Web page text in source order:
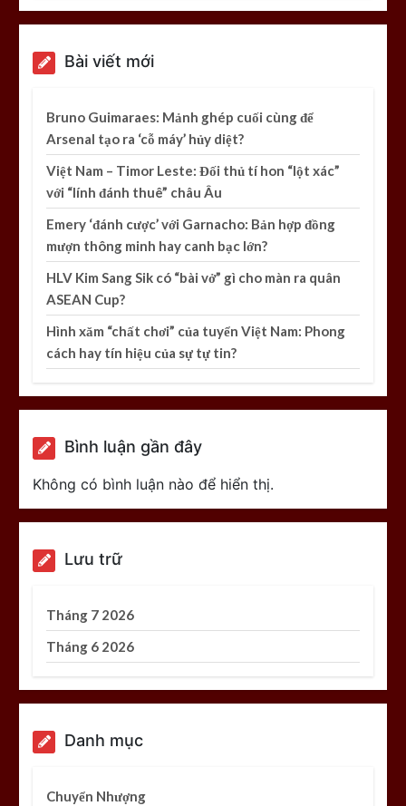
Bài viết mới
Bruno Guimaraes: Mảnh ghép cuối cùng để
Arsenal tạo ra ‘cỗ máy’ hủy diệt?
Việt Nam – Timor Leste: Đối thủ tí hon “lột xác”
với “lính đánh thuê” châu Âu
Emery ‘đánh cược’ với Garnacho: Bản hợp đồng
mượn thông minh hay canh bạc lớn?
HLV Kim Sang Sik có “bài vở” gì cho màn ra quân
ASEAN Cup?
Hình xăm “chất chơi” của tuyển Việt Nam: Phong
cách hay tín hiệu của sự tự tin?
Bình luận gần đây
Không có bình luận nào để hiển thị.
Lưu trữ
Tháng 7 2026
Tháng 6 2026
Danh mục
Chuyển Nhượng